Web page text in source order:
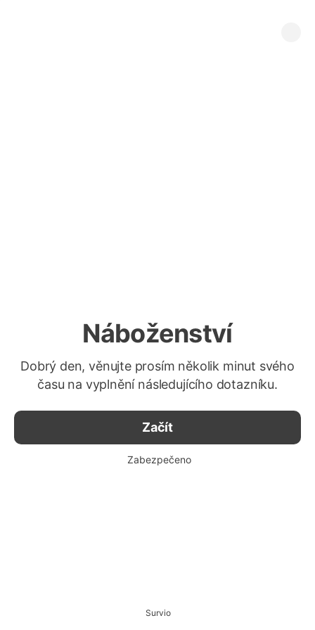
Náboženství
Dobrý den, věnujte prosím několik minut svého
času na vyplnění následujícího dotazníku.
Začít
Zabezpečeno
Survio